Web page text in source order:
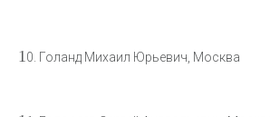
1 0. Голанд Михаил Юрьевич, Москва